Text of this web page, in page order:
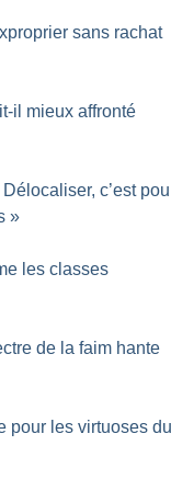
sans rachat
il mieux affronté
Délocaliser, c’est
»
les classes
de la faim hante
pour les virtuoses